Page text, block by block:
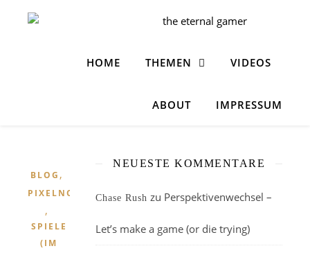
HOME THEMEN VIDEOS
ABOUT IMPRESSUM
BLOG ,
PIXELNOSTALGIE
,
SPIELE
(IM
NEUESTE KOMMENTARE
Chase Rush zu Perspektivenwechsel –
Let’s make a game (or die trying)